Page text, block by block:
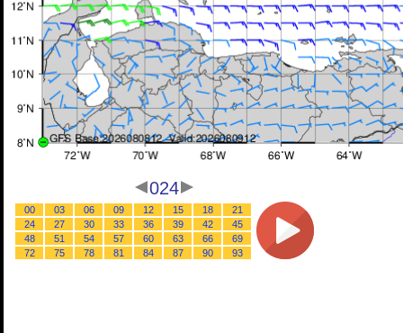
024
00 03 06 09 12 15 18
21
24
27 30 33 36 39 42
45
48
51 54 57 60 63 66
69
72
75 78 81 84 87 90 93